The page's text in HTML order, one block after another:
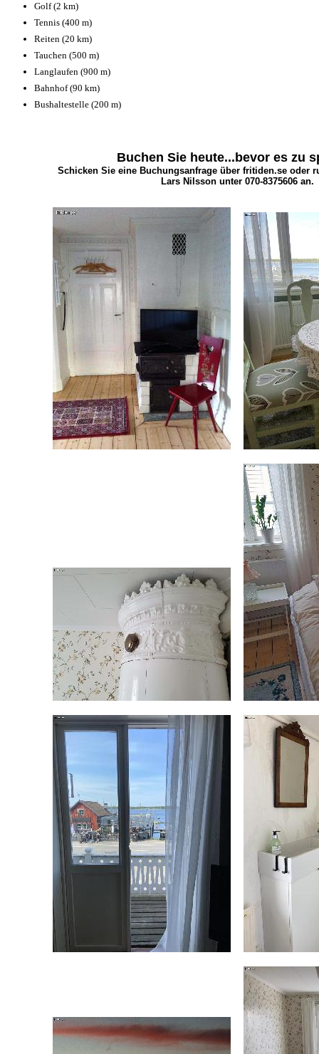
Golf (2 km)
Tennis (400 m)
Reiten (20 km)
Tauchen (500 m)
Langlaufen (900 m)
Bahnhof (90 km)
Bushaltestelle (200 m)
Buchen Sie heute...bevor es zu
Schicken Sie eine Buchungsanfrage über fritiden.se oder
Lars Nilsson unter 070-8375606 an.